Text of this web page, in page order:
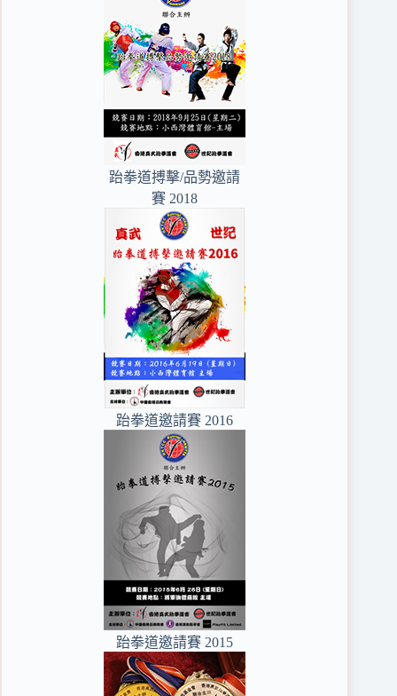
跆拳道搏擊/品勢邀請
賽 2018
跆拳道邀請賽 2016
跆拳道邀請賽 2015